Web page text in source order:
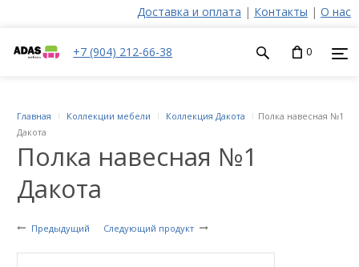
Доставка и оплата | Контакты | О нас
+7 (904) 212-66-38 0
Полка навесная №1
Дакота
Предыдущий Следующий продукт
Главная Коллекции мебели Коллекция Дакота
Полка навесная №1
Дакота